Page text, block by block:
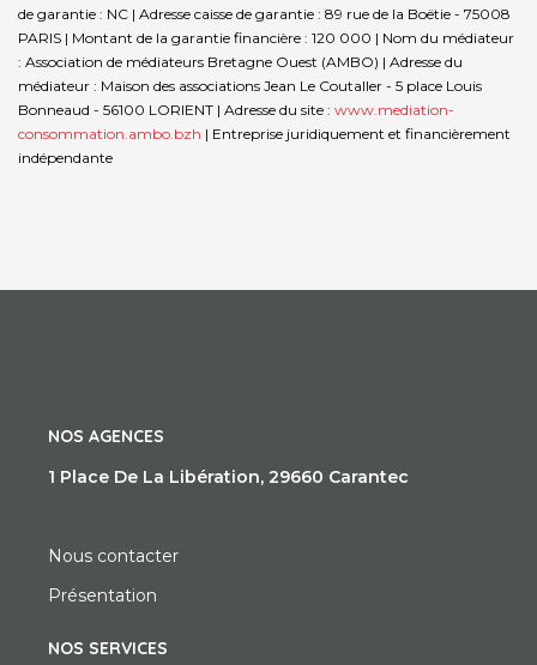
de garantie : NC | Adresse caisse de garantie : 89 rue de la Boëtie - 75008
PARIS | Montant de la garantie financière : 120 000 | Nom du médiateur
: Association de médiateurs Bretagne Ouest (AMBO) | Adresse du
médiateur : Maison des associations Jean Le Coutaller - 5 place Louis
Bonneaud - 56100 LORIENT | Adresse du site : www.mediation-
consommation.ambo.bzh | Entreprise juridiquement et financièrement
indépendante
NOS AGENCES
1 Place De La Libération, 29660 Carantec
Nous contacter
Présentation
NOS SERVICES